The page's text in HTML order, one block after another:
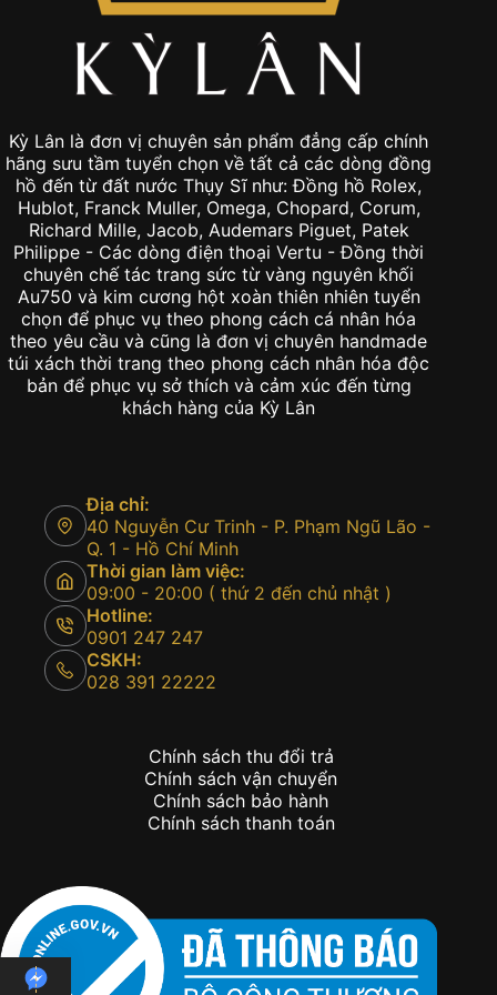
Kỳ Lân là đơn vị chuyên sản phẩm đẳng cấp chính
hãng sưu tầm tuyển chọn về tất cả các dòng đồng
hồ đến từ đất nước Thụy Sĩ như: Đồng hồ Rolex,
Hublot, Franck Muller, Omega, Chopard, Corum,
Richard Mille, Jacob, Audemars Piguet, Patek
Philippe - Các dòng điện thoại Vertu - Đồng thời
chuyên chế tác trang sức từ vàng nguyên khối
Au750 và kim cương hột xoàn thiên nhiên tuyển
chọn để phục vụ theo phong cách cá nhân hóa
theo yêu cầu và cũng là đơn vị chuyên handmade
túi xách thời trang theo phong cách nhân hóa độc
bản để phục vụ sở thích và cảm xúc đến từng
khách hàng của Kỳ Lân
Địa chỉ:
40 Nguyễn Cư Trinh - P. Phạm Ngũ Lão -
Q. 1 - Hồ Chí Minh
Thời gian làm việc:
09:00 - 20:00 ( thứ 2 đến chủ nhật )
Hotline:
0901 247 247
CSKH:
028 391 22222
Chính sách thu đổi trả
Chính sách vận chuyển
Chính sách bảo hành
Chính sách thanh toán